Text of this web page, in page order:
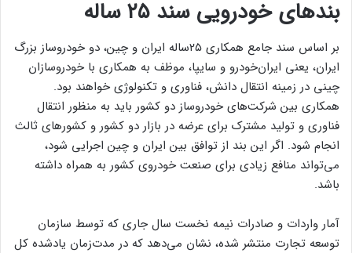
بندهای خودرویی سند ۲۵ ساله
بر اساس سند جامع همکاری ۲۵ساله ایران و چین، دو خودروساز بزرگ
ایران، یعنی ایران‌خودرو و سایپا، موظف به همکاری با خودروسازان
چینی در زمینه انتقال دانش، فناوری و تکنولوژی خواهند بود.
همکاری بین شرکت‌های خودروساز دو کشور باید به منظور انتقال
فناوری و تولید مشترک برای عرضه در بازار دو کشور و کشورهای ثالث
انجام شود. اگر این بند از توافق بین ایران و چین اجرایی شود،
می‌تواند منافع زیادی برای صنعت خودروی کشور به همراه داشته
باشد.
آمار واردات و صادرات نیمه نخست سال جاری که توسط سازمان
توسعه تجارت منتشر شده، نشان می‌دهد که در مدت‌زمان یادشده کل